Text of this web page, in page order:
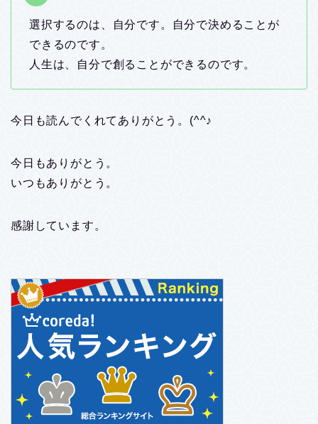
選択するのは、自分です。自分で決めることが
できるのです。
人生は、自分で創ることができるのです。
今日も読んでくれてありがとう。(^^♪
今日もありがとう。
いつもありがとう。
感謝しています。